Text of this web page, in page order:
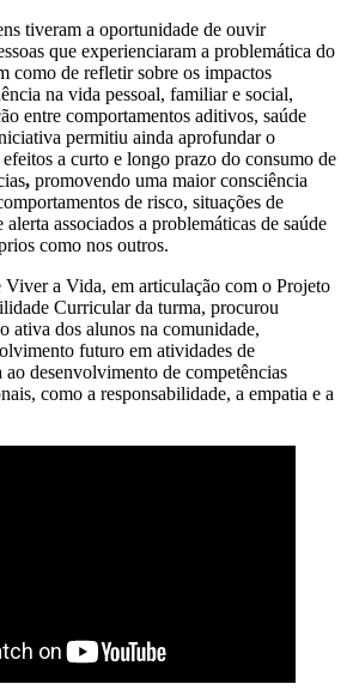
tiveram a oportunidade de ouvir
que experienciaram a problemática do
como de refletir sobre os impactos
na vida pessoal, familiar e social,
entre comportamentos aditivos, saúde
permitiu ainda aprofundar o
a curto e longo prazo do consumo de
, promovendo uma maior consciência
de risco, situações de
alerta associados a problemáticas de saúde
como nos outros.
Viver a Vida, em articulação com o Projeto
Curricular da turma, procurou
ativa dos alunos na comunidade,
futuro em atividades de
ao desenvolvimento de competências
como a responsabilidade, a empatia e a